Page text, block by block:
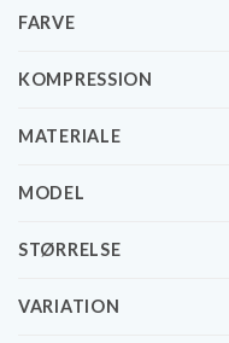
FARVE
KOMPRESSION
MATERIALE
MODEL
STØRRELSE
VARIATION